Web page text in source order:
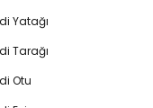
Yatağı
Tarağı
Otu